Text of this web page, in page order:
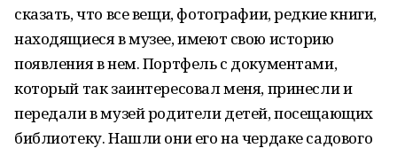
сказать, что все вещи, фотографии, редкие книги,
находящиеся в музее, имеют свою историю
появления в нем. Портфель с документами,
который так заинтересовал меня, принесли и
передали в музей родители детей, посещающих
библиотеку. Нашли они его на чердаке садового